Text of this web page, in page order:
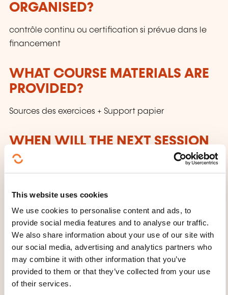
This website uses cookies
We use cookies to personalise content and ads, to
provide social media features and to analyse our traffic.
We also share information about your use of our site with
our social media, advertising and analytics partners who
may combine it with other information that you’ve
provided to them or that they’ve collected from your use
of their services.
ORGANISED?
contrôle continu ou certification si prévue dans le
financement
WHAT COURSE MATERIALS ARE
PROVIDED?
Sources des exercices + Support papier
WHEN WILL THE NEXT SESSION
TAKE PLACE?
24.08.2026
28.08.2026
Paris
2475,00€
See details
Hors taxes